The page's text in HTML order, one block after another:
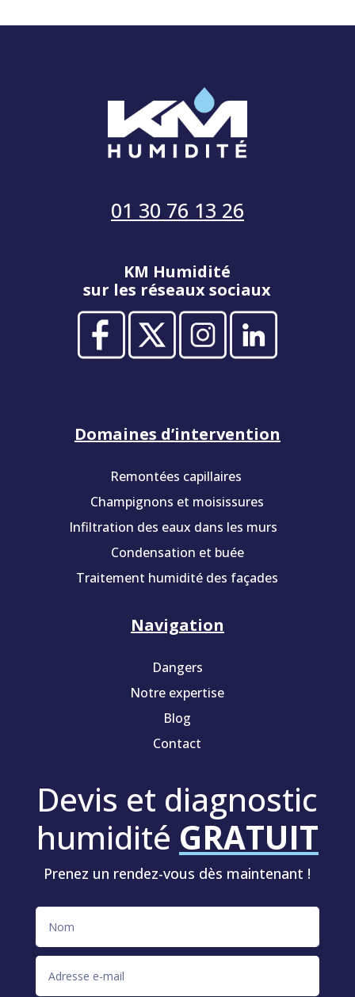
01 30 76 13 26
KM Humidité
sur les réseaux sociaux
Domaines d’intervention
Remontées capillaires
Champignons et moisissures
Infiltration des eaux dans les murs
Condensation et buée
Traitement humidité des façades
Navigation
Dangers
Notre expertise
Blog
Contact
Devis et diagnostic
humidité GRATUIT
Prenez un rendez-vous dès maintenant !